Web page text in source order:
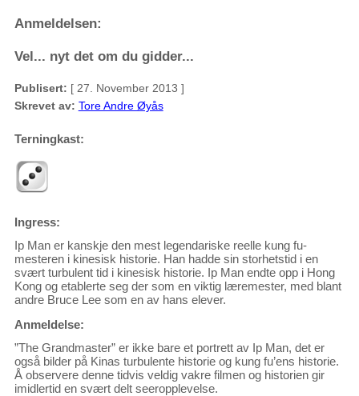
Anmeldelsen:
Vel... nyt det om du gidder...
Publisert: [ 27. November 2013 ]
Skrevet av: Tore Andre Øyås
Terningkast:
Ingress:
Ip Man er kanskje den mest legendariske reelle kung fu-
mesteren i kinesisk historie. Han hadde sin storhetstid i en
svært turbulent tid i kinesisk historie. Ip Man endte opp i Hong
Kong og etablerte seg der som en viktig læremester, med blant
andre Bruce Lee som en av hans elever.
Anmeldelse:
”The Grandmaster” er ikke bare et portrett av Ip Man, det er
også bilder på Kinas turbulente historie og kung fu’ens historie.
Å observere denne tidvis veldig vakre filmen og historien gir
imidlertid en svært delt seeropplevelse.